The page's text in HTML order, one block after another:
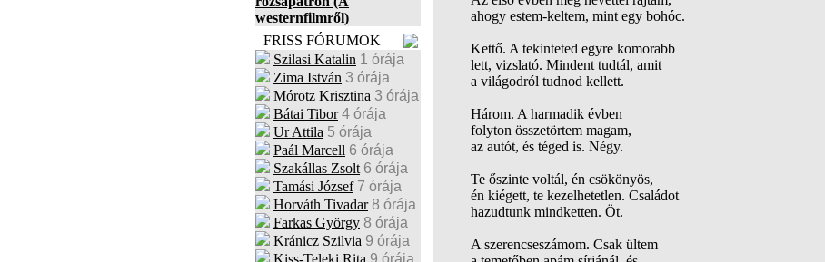
westernfilmről)
FRISS FÓRUMOK
Szilasi Katalin 1 órája
Zima István 3 órája
Mórotz Krisztina 3 órája
Bátai Tibor 4 órája
Ur Attila 5 órája
Paál Marcell 6 órája
Szakállas Zsolt 6 órája
Tamási József 7 órája
Horváth Tivadar 8 órája
Farkas György 8 órája
Kránicz Szilvia 9 órája
Kiss-Teleki Rita 9 órája
ahogy estem-keltem, mint egy bohóc.
Kettő. A tekinteted egyre komorabb
lett, vizslató. Mindent tudtál, amit
a világodról tudnod kellett.
Három. A harmadik évben
folyton összetörtem magam,
az autót, és téged is. Négy.
Te őszinte voltál, én csökönyös,
én kiégett, te kezelhetetlen. Családot
hazudtunk mindketten. Öt.
A szerencseszámom. Csak ültem